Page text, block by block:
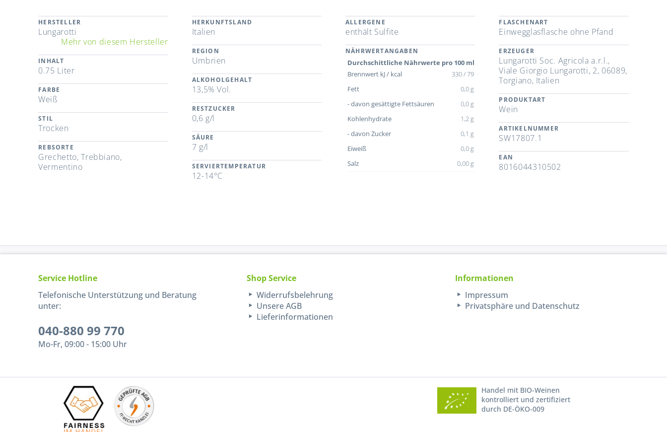
HERSTELLER
Lungarotti
Mehr von diesem Hersteller
INHALT
0.75 Liter
FARBE
Weiß
STIL
Trocken
REBSORTE
Grechetto, Trebbiano,
Vermentino
HERKUNFTSLAND
Italien
REGION
Umbrien
ALKOHOLGEHALT
13,5% Vol.
RESTZUCKER
0,6 g/l
SÄURE
7 g/l
SERVIERTEMPERATUR
12-14°C
ALLERGENE
enthält Sulfite
NÄHRWERTANGABEN
Durchschittliche Nährwerte pro 100 ml
Brennwert kJ / kcal
330 / 79
Fett
0,0 g
- davon gesättigte Fettsäuren
0,0 g
Kohlenhydrate
1,2 g
- davon Zucker
0,1 g
Eiweiß
0,0 g
Salz
0,00 g
FLASCHENART
Einwegglasflasche ohne Pfand
ERZEUGER
Lungarotti Soc. Agricola a.r.l.,
Viale Giorgio Lungarotti, 2, 06089,
Torgiano, Italien
PRODUKTART
Wein
ARTIKELNUMMER
SW17807.1
EAN
8016044310502
Service Hotline
Telefonische Unterstützung und Beratung
unter:
040-880 99 770
Mo-Fr, 09:00 - 15:00 Uhr
Shop Service
Widerrufsbelehrung
Unsere AGB
Lieferinformationen
Informationen
Impressum
Privatsphäre und Datenschutz
Handel mit BIO-Weinen
kontrolliert und zertifiziert
durch DE-ÖKO-009